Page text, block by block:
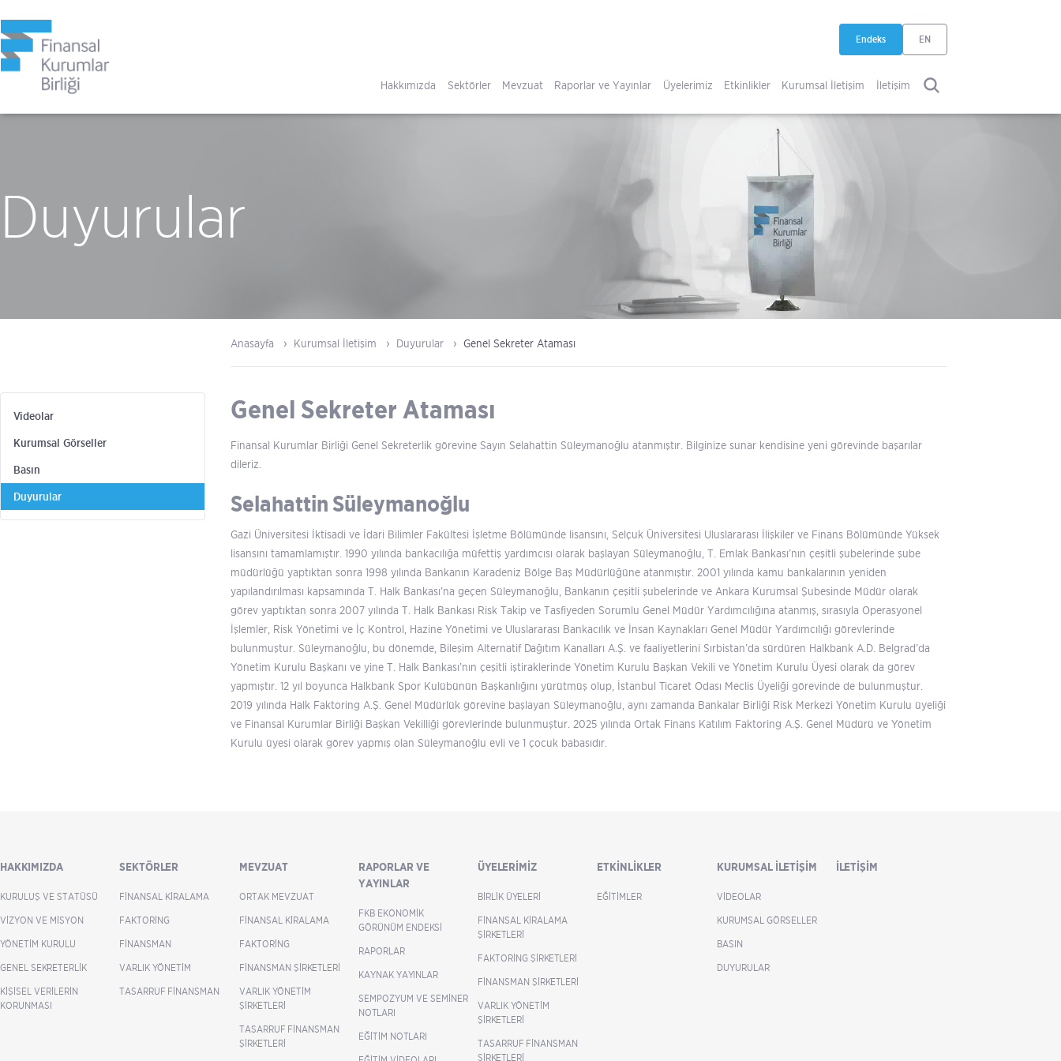
Endeks
EN
Hakkımızda Sektörler Mevzuat Raporlar ve Yayınlar Üyelerimiz Etkinlikler Kurumsal İletişim İletişim ARA
Duyurular
Anasayfa Kurumsal İletişim Duyurular Genel Sekreter Ataması
Videolar
Kurumsal Görseller
Basın
Duyurular
Genel Sekreter Ataması
Finansal Kurumlar Birliği Genel Sekreterlik görevine Sayın Selahattin Süleymanoğlu atanmıştır. Bilginize sunar kendisine yeni görevinde başarılar
dileriz.
Selahattin Süleymanoğlu
Gazi Üniversitesi İktisadi ve İdari Bilimler Fakültesi İşletme Bölümünde lisansını, Selçuk Üniversitesi Uluslararası İlişkiler ve Finans Bölümünde Yüksek
lisansını tamamlamıştır. 1990 yılında bankacılığa müfettiş yardımcısı olarak başlayan Süleymanoğlu, T. Emlak Bankası’nın çeşitli şubelerinde şube
müdürlüğü yaptıktan sonra 1998 yılında Bankanın Karadeniz Bölge Baş Müdürlüğüne atanmıştır. 2001 yılında kamu bankalarının yeniden
yapılandırılması kapsamında T. Halk Bankası’na geçen Süleymanoğlu, Bankanın çeşitli şubelerinde ve Ankara Kurumsal Şubesinde Müdür olarak
görev yaptıktan sonra 2007 yılında T. Halk Bankası Risk Takip ve Tasfiyeden Sorumlu Genel Müdür Yardımcılığına atanmış, sırasıyla Operasyonel
İşlemler, Risk Yönetimi ve İç Kontrol, Hazine Yönetimi ve Uluslararası Bankacılık ve İnsan Kaynakları Genel Müdür Yardımcılığı görevlerinde
bulunmuştur. Süleymanoğlu, bu dönemde, Bileşim Alternatif Dağıtım Kanalları A.Ş. ve faaliyetlerini Sırbistan’da sürdüren Halkbank A.D. Belgrad’da
Yönetim Kurulu Başkanı ve yine T. Halk Bankası’nın çeşitli iştiraklerinde Yönetim Kurulu Başkan Vekili ve Yönetim Kurulu Üyesi olarak da görev
yapmıştır. 12 yıl boyunca Halkbank Spor Kulübünün Başkanlığını yürütmüş olup, İstanbul Ticaret Odası Meclis Üyeliği görevinde de bulunmuştur.
2019 yılında Halk Faktoring A.Ş. Genel Müdürlük görevine başlayan Süleymanoğlu, aynı zamanda Bankalar Birliği Risk Merkezi Yönetim Kurulu üyeliği
ve Finansal Kurumlar Birliği Başkan Vekilliği görevlerinde bulunmuştur. 2025 yılında Ortak Finans Katılım Faktoring A.Ş. Genel Müdürü ve Yönetim
Kurulu üyesi olarak görev yapmış olan Süleymanoğlu evli ve 1 çocuk babasıdır.
HAKKIMIZDA
KURULUŞ VE STATÜSÜ
VIZYON VE MISYON
YÖNETIM KURULU
GENEL SEKRETERLIK
KIŞISEL VERILERIN
KORUNMASI
SEKTÖRLER
FINANSAL KIRALAMA
FAKTORING
FINANSMAN
VARLIK YÖNETIM
TASARRUF FINANSMAN
MEVZUAT
ORTAK MEVZUAT
FINANSAL KIRALAMA
FAKTORING
FINANSMAN ŞIRKETLERI
VARLIK YÖNETIM
ŞIRKETLERI
TASARRUF FINANSMAN
ŞIRKETLERI
RAPORLAR VE
YAYINLAR
FKB EKONOMIK
GÖRÜNÜM ENDEKSI
RAPORLAR
KAYNAK YAYINLAR
SEMPOZYUM VE SEMINER
NOTLARI
EĞITIM NOTLARI
ÜYELERIMIZ
BIRLIK ÜYELERI
FINANSAL KIRALAMA
ŞIRKETLERI
FAKTORING ŞIRKETLERI
FINANSMAN ŞIRKETLERI
VARLIK YÖNETIM
ŞIRKETLERI
TASARRUF FINANSMAN
ŞIRKETLERI
ETKINLIKLER
EĞITIMLER
KURUMSAL İLETIŞIM
VIDEOLAR
KURUMSAL GÖRSELLER
BASIN
DUYURULAR
İLETIŞIM